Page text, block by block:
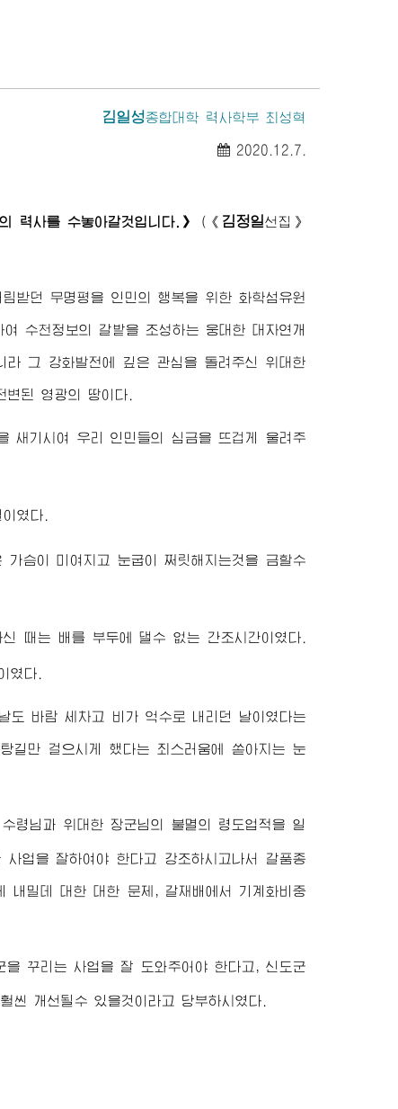
김일성종합대학 력사학부 최성혁
2020.12.7.
력사를 수놓아갈것입니다.》 ( 《 김정일선집》
받던 무명평을 인민의 행복을 위한 화학섬유원
수천정보의 갈밭을 조성하는 웅대한 대자연개
라 그 강화발전에 깊은 관심을 돌려주신 위대한
된 영광의 땅이다.
새기시여 우리 인민들의 심금을 뜨겁게 울려주
였다.
가슴이 미여지고 눈굽이 쩌릿해지는것을 금할수
때는 배를 부두에 댈수 없는 간조시간이였다.
였다.
도 바람 세차고 비가 억수로 내리던 날이였다는
길만 걸으시게 했다는 죄스러움에 쏟아지는 눈
수령님 과 위대한 장군님의 불멸의 령도업적을 일
업을 잘하여야 한다고 강조하시고나서 갈품종
내밀데 대한 대한 문제, 갈재배에서 기계화비중
을 꾸리는 사업을 잘 도와주어야 한다고, 신도군
개선될수 있을것이라고 당부하시였다.